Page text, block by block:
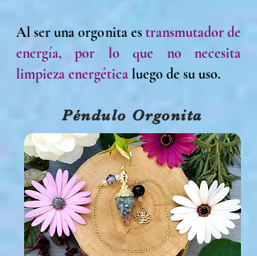
Al ser una orgonita estransmutador de
energía, por lo que no necesita
limpieza energética luego de su uso.
Péndulo Orgonita